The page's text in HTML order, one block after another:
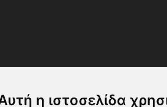
η ιστοσελίδα